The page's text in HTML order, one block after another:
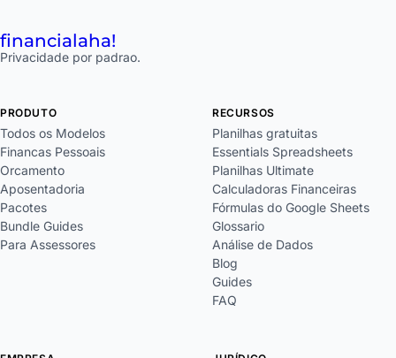
financialaha!
Privacidade por padrao.
PRODUTO
Todos os Modelos
Financas Pessoais
Orcamento
Aposentadoria
Pacotes
Bundle Guides
Para Assessores
RECURSOS
Planilhas gratuitas
Essentials Spreadsheets
Planilhas Ultimate
Calculadoras Financeiras
Fórmulas do Google Sheets
Glossario
Análise de Dados
Blog
Guides
FAQ